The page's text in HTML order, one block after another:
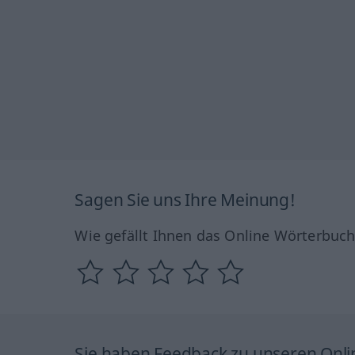
Sagen Sie uns Ihre Meinung!
Wie gefällt Ihnen das Online